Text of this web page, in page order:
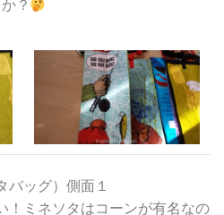
か？
バッグ）側面１
！ミネソタはコーンが有名なの